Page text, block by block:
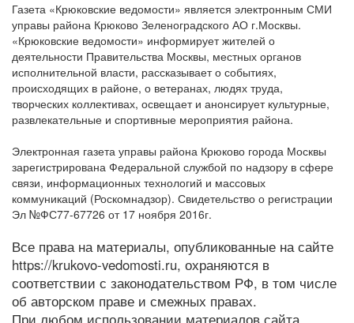
Газета «Крюковские ведомости» является электронным СМИ
управы района Крюково Зеленоградского АО г.Москвы.
«Крюковские ведомости» информирует жителей о
деятельности Правительства Москвы, местных органов
исполнительной власти, рассказывает о событиях,
происходящих в районе, о ветеранах, людях труда,
творческих коллективах, освещает и анонсирует культурные,
развлекательные и спортивные мероприятия района.
Электронная газета управы района Крюково города Москвы
зарегистрирована Федеральной службой по надзору в сфере
связи, информационных технологий и массовых
коммуникаций (Роскомнадзор). Свидетельство о регистрации
Эл №ФС77-67726 от 17 ноября 2016г.
Все права на материалы, опубликованные на сайте
https://krukovo-vedomosti.ru, охраняются в
соответствии с законодательством РФ, в том числе
об авторском праве и смежных правах.
При любом использовании материалов сайта,